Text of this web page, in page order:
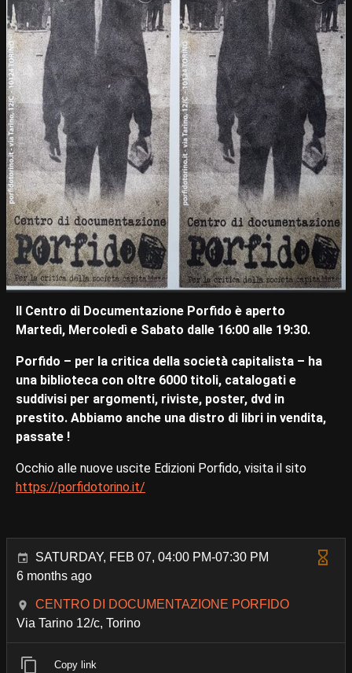
Il Centro di Documentazione Porfido è aperto
Martedì, Mercoledì e Sabato dalle 16:00 alle 19:30.
Porfido – per la critica della società capitalista – ha
una biblioteca con oltre 6000 titoli, catalogati e
suddivisi per argomenti, riviste, poster, dvd in
prestito. Abbiamo anche una distro di libri in vendita,
passate !
Occhio alle nuove uscite Edizioni Porfido, visita il sito
https://porfidotorino.it/
SATURDAY, FEB 07, 04:00 PM-07:30 PM
6 months ago
CENTRO DI DOCUMENTAZIONE PORFIDO
Via Tarino 12/c, Torino
Copy link